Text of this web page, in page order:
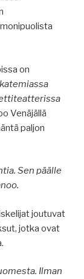
on
Venäjällä
paljon
Sen päälle
joutuvat
jotka ovat
Ilman